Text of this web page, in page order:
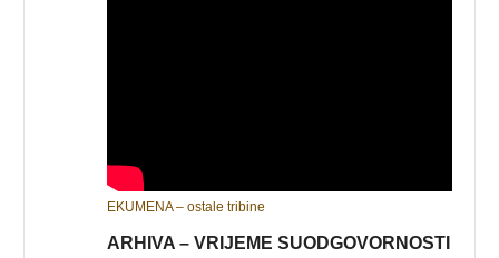
EKUMENA – ostale tribine
ARHIVA – VRIJEME SUODGOVORNOSTI